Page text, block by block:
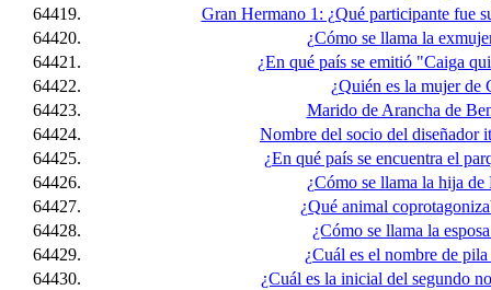
64419.
Gran Hermano 1: ¿Qué participante fue
64420.
¿Cómo se llama la
64421.
¿En qué país se emitió "Caiga
64422.
¿Quién es la mujer de
64423.
Marido de Arancha de
64424.
Nombre del socio del diseñador
64425.
¿En qué país se encuentra el
64426.
¿Cómo se llama la hija de
64427.
¿Qué animal
64428.
¿Cómo se llama la
64429.
¿Cuál es el nombre de
64430.
¿Cuál es la inicial del segundo